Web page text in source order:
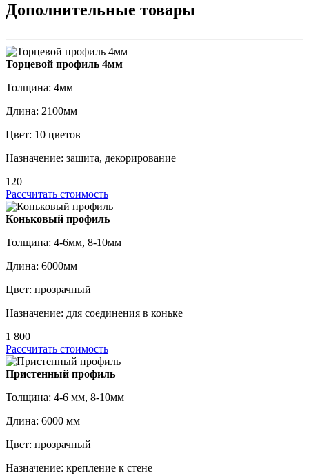
Дополнительные товары
Торцевой профиль 4мм
Толщина: 4мм
Длина: 2100мм
Цвет: 10 цветов
Назначение: защита, декорирование
120
Рассчитать стоимость
Коньковый профиль
Толщина: 4-6мм, 8-10мм
Длина: 6000мм
Цвет: прозрачный
Назначение: для соединения в коньке
1 800
Рассчитать стоимость
Пристенный профиль
Толщина: 4-6 мм, 8-10мм
Длина: 6000 мм
Цвет: прозрачный
Назначение: крепление к стене